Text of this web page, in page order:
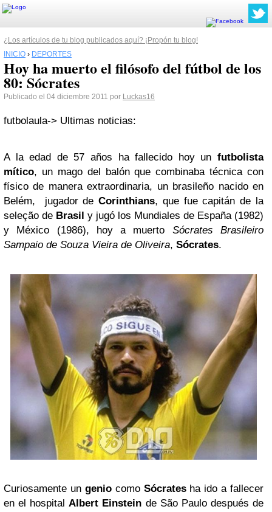
¿Los artículos de tu blog publicados aquí? ¡Propón tu blog!
INICIO › DEPORTES
Hoy ha muerto el filósofo del fútbol de los
80: Sócrates
Publicado el 04 diciembre 2011 por Luckas16
futbolaula-> Ultimas noticias:
A la edad de 57 años ha fallecido hoy un futbolista
mítico, un mago del balón que combinaba técnica con
físico de manera extraordinaria, un brasileño nacido en
Belém, jugador deCorinthians, que fue capitán de la
seleção de Brasil y jugó los Mundiales de España (1982)
y México (1986), hoy a muerto Sócrates Brasileiro
Sampaio de Souza Vieira de Oliveira, Sócrates.
Curiosamente un geniocomo Sócratesha ido a fallecer
en el hospitalAlbert Einstein de São Paulo después de